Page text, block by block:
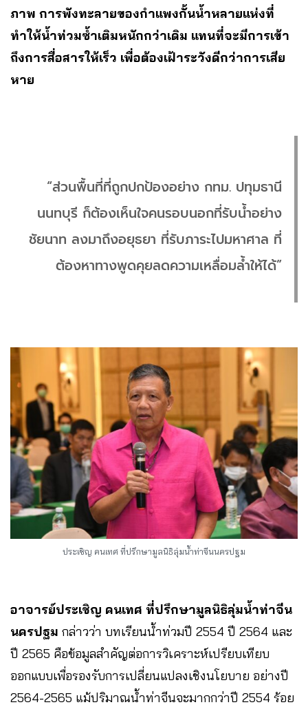
ภาพ การพังทะลายของกำแพงกั้นน้ำหลายแห่งที่
ทำให้น้ำท่วมซ้ำเติมหนักกว่าเดิม แทนที่จะมีการเข้า
ถึงการสื่อสารให้เร็ว เพื่อต้องเฝ้าระวังดีกว่าการเสีย
หาย
“ส่วนพื้นที่ที่ถูกปกป้องอย่าง กทม. ปทุมธานี
นนทบุรี ก็ต้องเห็นใจคนรอบนอกที่รับน้ำอย่าง
ชัยนาท ลงมาถึงอยุธยา ที่รับภาระไปมหาศาล ที่
ต้องหาทางพูดคุยลดความเหลื่อมล้ำให้ได้”
ประเชิญ คนเทศ ที่ปรึกษามูลนิธิลุ่มน้ำท่าจีนนครปฐม
อาจารย์ประเชิญ คนเทศ ที่ปรึกษามูลนิธิลุ่มน้ำท่าจีน
นครปฐม กล่าวว่า บทเรียนน้ำท่วมปี 2554 ปี 2564 และ
ปี 2565 คือข้อมูลสำคัญต่อการวิเคราะห์เปรียบเทียบ
ออกแบบเพื่อรองรับการเปลี่ยนแปลงเชิงนโยบาย อย่างปี
2564-2565 แม้ปริมาณน้ำท่าจีนจะมากกว่าปี 2554 ร้อย